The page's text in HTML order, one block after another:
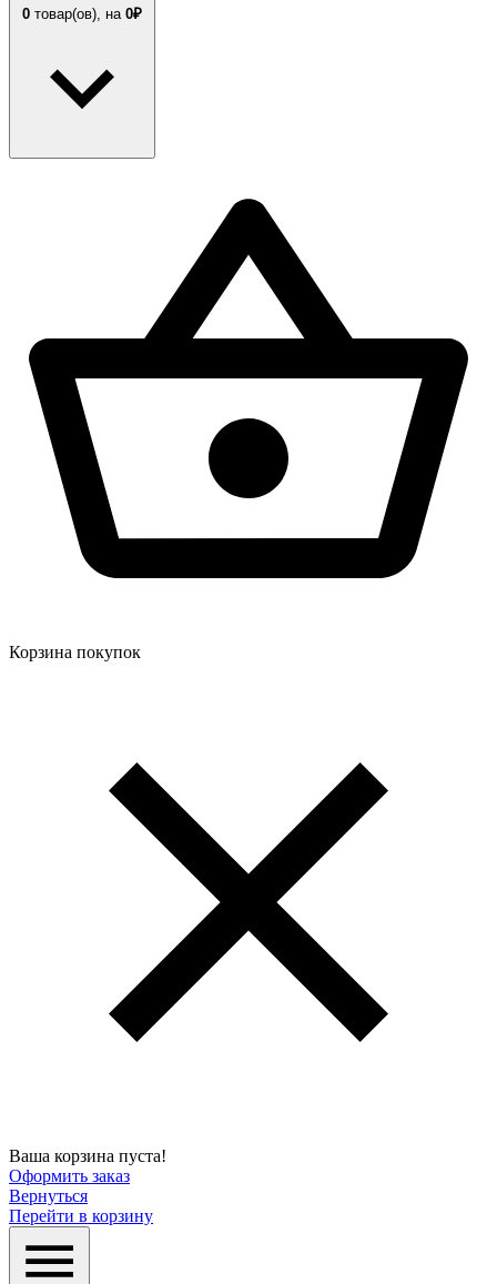
0 товар(ов), на 0₽
Корзина покупок
Ваша корзина пуста!
Оформить заказ
Вернуться
Перейти в корзину